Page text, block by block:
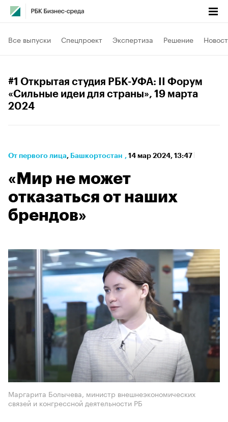
Все выпуски Спецпроект Экспертиза Решение
#1 Открытая студия РБК-УФА: II Форум
«Сильные идеи для страны», 19 марта
2024
От первого лица⁠, Башкортостан , 14 мар 2024, 13:47
«Мир не может
отказаться от наших
брендов»
Маргарита Болычева, министр внешнеэкономических
связей и конгрессной деятельности РБ